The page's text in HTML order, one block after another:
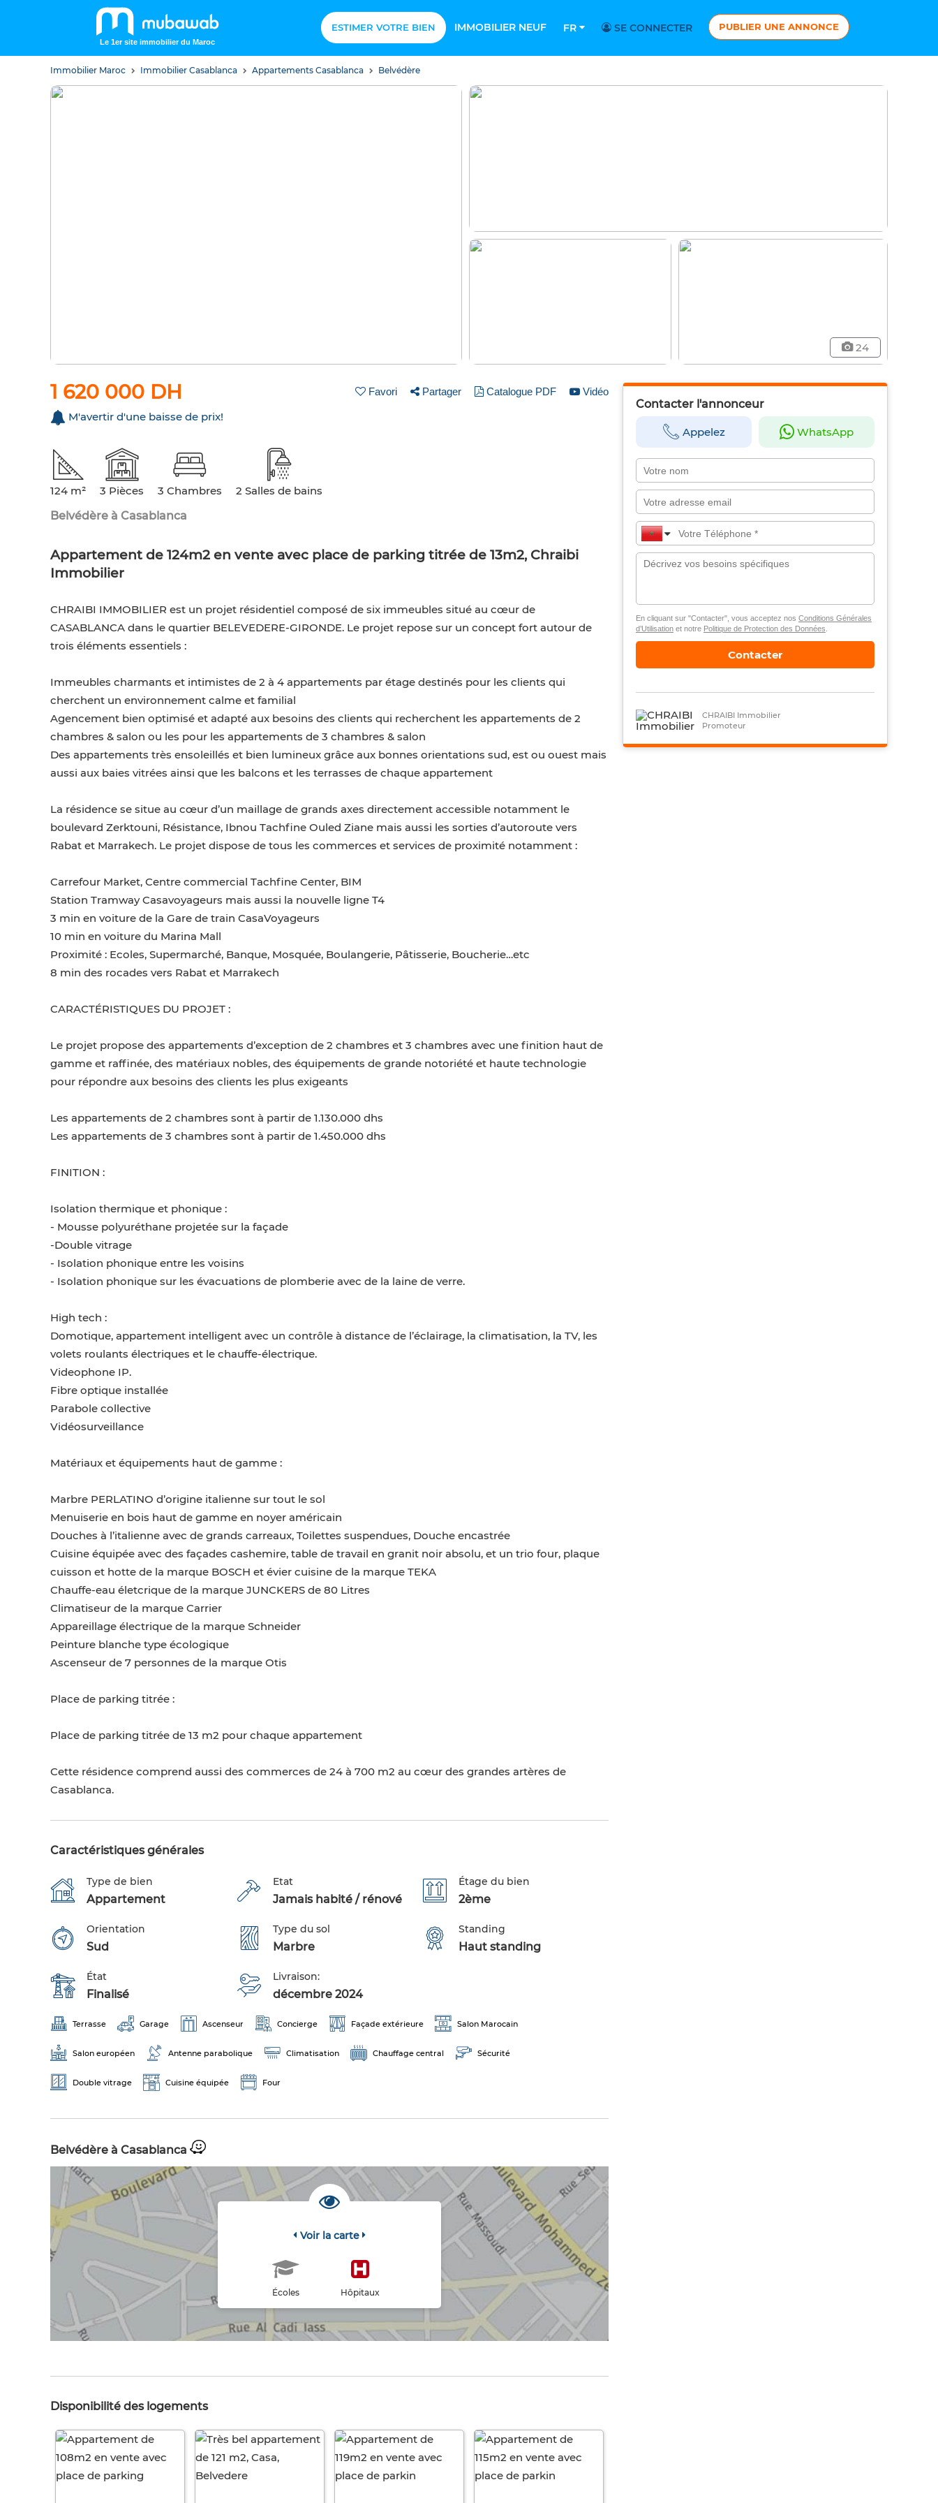
Le 1er site immobilier du Maroc
ESTIMER VOTRE BIEN IMMOBILIER NEUF FR SE CONNECTER PUBLIER UNE ANNONCE
Immobilier Maroc Immobilier Casablanca Appartements Casablanca Belvédère
24
1 620 000 DH Favori Partager Catalogue PDF Vidéo
M'avertir d'une baisse de prix!
124 m² 3 Pièces 3 Chambres
2 Salles de bains
Belvédère à Casablanca
Appartement de 124m2 en vente avec place de parking titrée de 13m2, Chraibi
Immobilier
CHRAIBI IMMOBILIER est un projet résidentiel composé de six immeubles situé au cœur de
CASABLANCA dans le quartier BELEVEDERE-GIRONDE. Le projet repose sur un concept fort autour de
trois éléments essentiels :
Immeubles charmants et intimistes de 2 à 4 appartements par étage destinés pour les clients qui
cherchent un environnement calme et familial
Agencement bien optimisé et adapté aux besoins des clients qui recherchent les appartements de 2
chambres & salon ou les pour les appartements de 3 chambres & salon
Des appartements très ensoleillés et bien lumineux grâce aux bonnes orientations sud, est ou ouest mais
aussi aux baies vitrées ainsi que les balcons et les terrasses de chaque appartement
La résidence se situe au cœur d’un maillage de grands axes directement accessible notamment le
boulevard Zerktouni, Résistance, Ibnou Tachfine Ouled Ziane mais aussi les sorties d’autoroute vers
Rabat et Marrakech. Le projet dispose de tous les commerces et services de proximité notamment :
Carrefour Market, Centre commercial Tachfine Center, BIM
Station Tramway Casavoyageurs mais aussi la nouvelle ligne T4
3 min en voiture de la Gare de train CasaVoyageurs
10 min en voiture du Marina Mall
Proximité : Ecoles, Supermarché, Banque, Mosquée, Boulangerie, Pâtisserie, Boucherie…etc
8 min des rocades vers Rabat et Marrakech
CARACTÉRISTIQUES DU PROJET :
Le projet propose des appartements d’exception de 2 chambres et 3 chambres avec une finition haut de
gamme et raffinée, des matériaux nobles, des équipements de grande notoriété et haute technologie
pour répondre aux besoins des clients les plus exigeants
Les appartements de 2 chambres sont à partir de 1.130.000 dhs
Les appartements de 3 chambres sont à partir de 1.450.000 dhs
FINITION :
Isolation thermique et phonique :
- Mousse polyuréthane projetée sur la façade
-Double vitrage
- Isolation phonique entre les voisins
- Isolation phonique sur les évacuations de plomberie avec de la laine de verre.
High tech :
Domotique, appartement intelligent avec un contrôle à distance de l’éclairage, la climatisation, la TV, les
volets roulants électriques et le chauffe-électrique.
Videophone IP.
Fibre optique installée
Parabole collective
Vidéosurveillance
Matériaux et équipements haut de gamme :
Marbre PERLATINO d’origine italienne sur tout le sol
Menuiserie en bois haut de gamme en noyer américain
Douches à l’italienne avec de grands carreaux, Toilettes suspendues, Douche encastrée
Cuisine équipée avec des façades cashemire, table de travail en granit noir absolu, et un trio four, plaque
cuisson et hotte de la marque BOSCH et évier cuisine de la marque TEKA
Chauffe-eau életcrique de la marque JUNCKERS de 80 Litres
Climatiseur de la marque Carrier
Appareillage électrique de la marque Schneider
Peinture blanche type écologique
Ascenseur de 7 personnes de la marque Otis
Place de parking titrée :
Place de parking titrée de 13 m2 pour chaque appartement
Cette résidence comprend aussi des commerces de 24 à 700 m2 au cœur des grandes artères de
Casablanca.
Caractéristiques générales
Type de bien
Appartement
Etat
Jamais habité / rénové
Étage du bien
2ème
Orientation
Sud
Type du sol
Marbre
Standing
Haut standing
État
Finalisé
Livraison:
décembre 2024
Terrasse Garage Ascenseur Concierge Façade extérieure Salon Marocain
Salon européen Antenne parabolique Climatisation Chauffage central Sécurité
Double vitrage Cuisine équipée Four
Belvédère à Casablanca
Voir la carte
Écoles Hôpitaux
Disponibilité des logements
Contacter l'annonceur
Appelez WhatsApp
En cliquant sur "Contacter", vous acceptez nos Conditions Générales
d’Utilisationet notre Politique de Protection des Données
Contacter
CHRAIBI Immobilier
Promoteur